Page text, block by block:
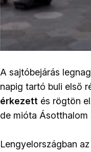
A sajtóbejárás
napig tartó buli első
érkezett és rögtön
de mióta
Lengyelországban